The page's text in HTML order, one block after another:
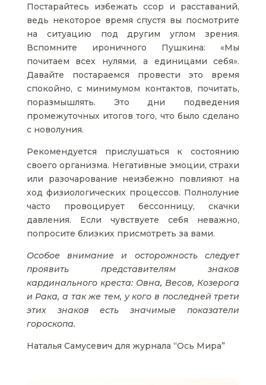
Постарайтесь избежать ссор и расставаний,
ведь некоторое время спустя вы посмотрите
на ситуацию под другим углом зрения.
Вспомните ироничного Пушкина: «Мы
почитаем всех нулями, а единицами себя».
Давайте постараемся провести это время
спокойно, с минимумом контактов, почитать,
поразмышлять. Это дни подведения
промежуточных итогов того, что было сделано
с новолуния.
Рекомендуется прислушаться к состоянию
своего организма. Негативные эмоции, страхи
или разочарование неизбежно повлияют на
ход физиологических процессов. Полнолуние
часто провоцирует бессонницу, скачки
давления. Если чувствуете себя неважно,
попросите близких присмотреть за вами.
Особое внимание и осторожность следует
проявить представителям знаков
кардинального креста: Овна, Весов, Козерога
и Рака, а так же тем, у кого в последней трети
этих знаков есть значимые показатели
гороскопа.
Наталья Самусевич для журнала “Ось Мира”